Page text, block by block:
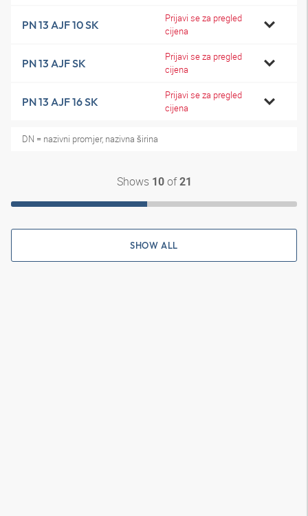
PN 13 AJF 10 SK
Prijavi se za pregled
cijena
PN 13 AJF SK
Prijavi se za pregled
cijena
PN 13 AJF 16 SK
Prijavi se za pregled
cijena
DN = nazivni promjer, nazivna širina
Shows 10of21
SHOW ALL